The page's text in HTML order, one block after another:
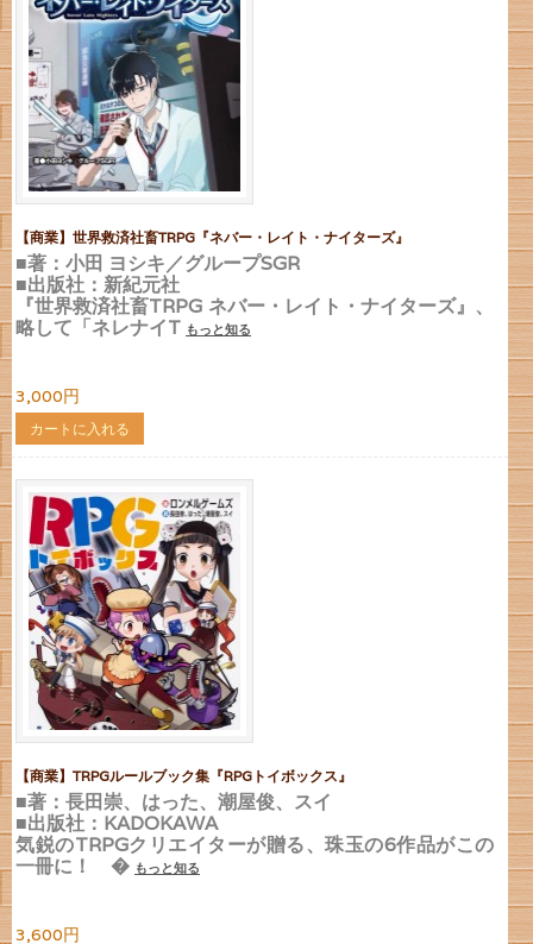
【商業】世界救済社畜TRPG『ネバー・レイト・ナイターズ』
■著：小田 ヨシキ／グループSGR
■出版社：新紀元社
『世界救済社畜TRPG ネバー・レイト・ナイターズ』、
略して「ネレナイT もっと知る
3,000円
カートに入れる
【商業】TRPGルールブック集『RPGトイボックス』
■著：長田崇、はった、潮屋俊、スイ
■出版社：KADOKAWA
気鋭のTRPGクリエイターが贈る、珠玉の6作品がこの
一冊に！ � もっと知る
3,600円